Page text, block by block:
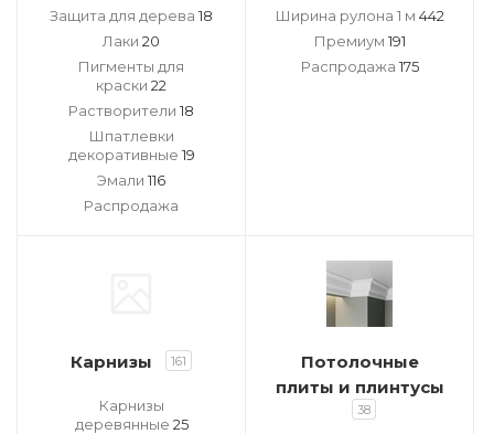
Защита для дерева 18
Лаки 20
Пигменты для
краски 22
Растворители 18
Шпатлевки
декоративные 19
Эмали 116
Распродажа
Ширина рулона 1 м 442
Премиум 191
Распродажа 175
Карнизы 161
Карнизы
деревянные 25
Потолочные
плиты и плинтусы
38